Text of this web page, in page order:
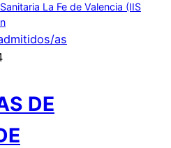
La Fe de Valencia (IIS
as
DE